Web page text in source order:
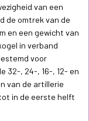
van een
de omtrek van de
en een gewicht van
in verband
voor
32-, 24-, 16-, 12- en
van de artillerie
in de eerste helft